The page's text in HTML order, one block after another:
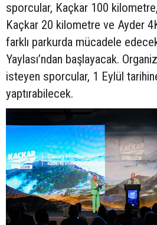
sporcular, Kaçkar 100
Kaçkar 20 kilometre ve Ayder
farklı parkurda mücadele
Yaylası’ndan başlayacak.
isteyen sporcular, 1 Eylül
yaptırabilecek.